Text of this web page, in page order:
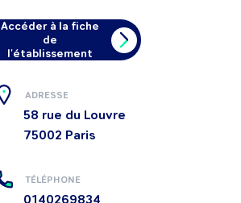
Accéder à la fiche
de
l'établissement
ADRESSE
58 rue du Louvre
75002 Paris
TÉLÉPHONE
0140269834